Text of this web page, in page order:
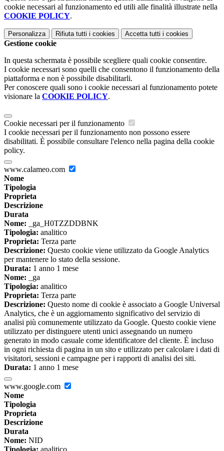
cookie necessari al funzionamento ed utili alle finalità illustrate nella
COOKIE POLICY.
Personalizza Rifiuta tutti i cookies Accetta tutti i cookies
Gestione cookie
In questa schermata è possibile scegliere quali cookie consentire.
I cookie necessari sono quelli che consentono il funzionamento della
piattaforma e non è possibile disabilitarli.
Per conoscere quali sono i cookie necessari al funzionamento potete
visionare la COOKIE POLICY.
Cookie necessari per il funzionamento
I cookie necessari per il funzionamento non possono essere
disabilitati. È possibile consultare l'elenco nella pagina della cookie
policy.
www.calameo.com
Nome
Tipologia
Proprieta
Descrizione
Durata
Nome: _ga_H0TZZDDBNK
Tipologia: analitico
Proprieta: Terza parte
Descrizione: Questo cookie viene utilizzato da Google Analytics
per mantenere lo stato della sessione.
Durata: 1 anno 1 mese
Nome: _ga
Tipologia: analitico
Proprieta: Terza parte
Descrizione: Questo nome di cookie è associato a Google Universal
Analytics, che è un aggiornamento significativo del servizio di
analisi più comunemente utilizzato da Google. Questo cookie viene
utilizzato per distinguere utenti unici assegnando un numero
generato in modo casuale come identificatore del cliente. È incluso
in ogni richiesta di pagina in un sito e utilizzato per calcolare i dati di
visitatori, sessioni e campagne per i rapporti di analisi dei siti.
Durata: 1 anno 1 mese
www.google.com
Nome
Tipologia
Proprieta
Descrizione
Durata
Nome: NID